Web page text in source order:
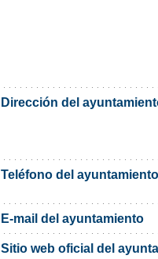
Dirección del
Teléfono del ayuntamiento
E-mail del ayuntamiento
Sitio web oficial del